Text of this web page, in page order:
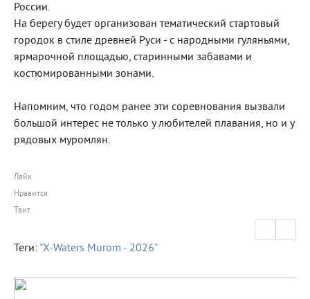
России.
На берегу будет организован тематический стартовый
городок в стиле древней Руси - с народными гуляньями,
ярмарочной площадью, старинными забавами и
костюмированными зонами.
Напомним, что годом ранее эти соревнования вызвали
большой интерес не только у любителей плавания, но и у
рядовых муромлян.
Лайк
Нравится
Твит
Теги: "Х-Waters Murom - 2026"